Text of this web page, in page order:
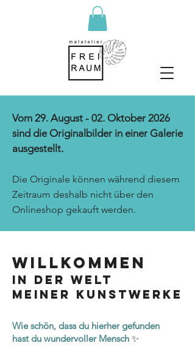
Vom 29. August - 02. Oktober 2026
sind die Originalbilder in einer Galerie
ausgestellt.
Die Originale können während diesem
Zeitraum deshalb nicht über den
Onlineshop gekauft werden.
Willkommen
in der Welt
meiner Kunstwerke
Wie schön, dass du hierher gefunden
hast du wundervoller Mensch ✨